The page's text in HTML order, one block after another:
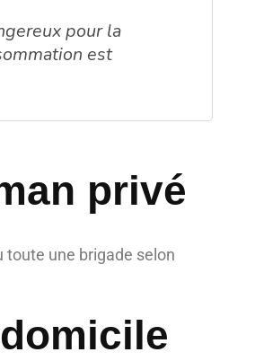
pour la
est
privé
toute une brigade selon